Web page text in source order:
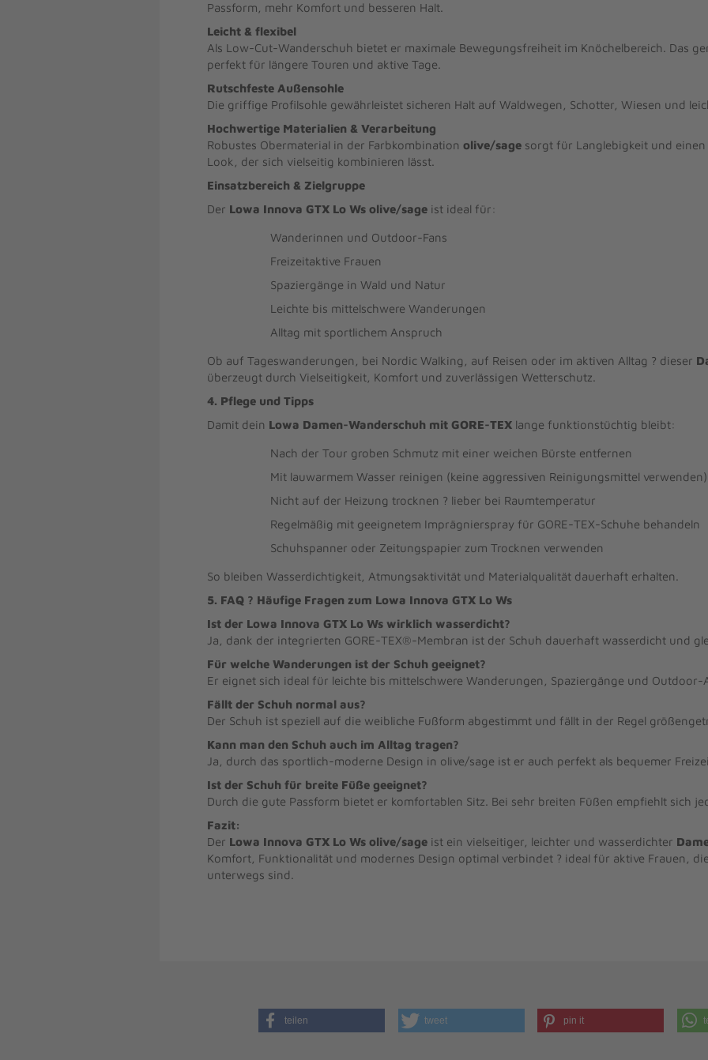
Passform, mehr Komfort und besseren Halt.
Leicht & flexibel
Als Low-Cut-Wanderschuh bietet er maximale Bewegungsfreiheit im Knöchelbereich. Das
perfekt für längere Touren und aktive Tage.
Rutschfeste Außensohle
Die griffige Profilsohle gewährleistet sicheren Halt auf Waldwegen, Schotter, Wiesen und
Hochwertige Materialien & Verarbeitung
Robustes Obermaterial in der Farbkombination olive/sage sorgt für Langlebigkeit und
Look, der sich vielseitig kombinieren lässt.
Einsatzbereich & Zielgruppe
Der Lowa Innova GTX Lo Ws olive/sage ist ideal für:
Wanderinnen und Outdoor-Fans
Freizeitaktive Frauen
Spaziergänge in Wald und Natur
Leichte bis mittelschwere Wanderungen
Alltag mit sportlichem Anspruch
Ob auf Tageswanderungen, bei Nordic Walking, auf Reisen oder im aktiven Alltag ? dieser
überzeugt durch Vielseitigkeit, Komfort und zuverlässigen Wetterschutz.
4. Pflege und Tipps
Damit dein Lowa Damen-Wanderschuh mit GORE-TEX lange funktionstüchtig bleibt:
Nach der Tour groben Schmutz mit einer weichen Bürste entfernen
Mit lauwarmem Wasser reinigen (keine aggressiven Reinigungsmittel verwenden)
Nicht auf der Heizung trocknen ? lieber bei Raumtemperatur
Regelmäßig mit geeignetem Imprägnierspray für GORE-TEX-Schuhe behandeln
Schuhspanner oder Zeitungspapier zum Trocknen verwenden
So bleiben Wasserdichtigkeit, Atmungsaktivität und Materialqualität dauerhaft erhalten.
5. FAQ ? Häufige Fragen zum Lowa Innova GTX Lo Ws
Ist der Lowa Innova GTX Lo Ws wirklich wasserdicht?
Ja, dank der integrierten GORE-TEX®-Membran ist der Schuh dauerhaft wasserdicht und
Für welche Wanderungen ist der Schuh geeignet?
Er eignet sich ideal für leichte bis mittelschwere Wanderungen, Spaziergänge und Outdoor-
Fällt der Schuh normal aus?
Der Schuh ist speziell auf die weibliche Fußform abgestimmt und fällt in der Regel
Kann man den Schuh auch im Alltag tragen?
Ja, durch das sportlich-moderne Design in olive/sage ist er auch perfekt als bequemer
Ist der Schuh für breite Füße geeignet?
Durch die gute Passform bietet er komfortablen Sitz. Bei sehr breiten Füßen empfiehlt sich
Fazit:
Der Lowa Innova GTX Lo Ws olive/sage ist ein vielseitiger, leichter und wasserdichter
Komfort, Funktionalität und modernes Design optimal verbindet ? ideal für aktive Frauen,
unterwegs sind.
teilen tweet pin it